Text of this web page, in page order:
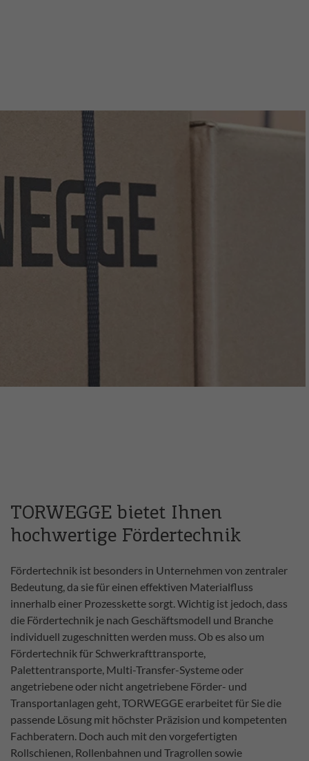
TORWEGGE bietet Ihnen
hochwertige Fördertechnik
Fördertechnik ist besonders in Unternehmen von zentraler
Bedeutung, da sie für einen effektiven Materialfluss
innerhalb einer Prozesskette sorgt. Wichtig ist jedoch, dass
die Fördertechnik je nach Geschäftsmodell und Branche
individuell zugeschnitten werden muss. Ob es also um
Fördertechnik für Schwerkrafttransporte,
Palettentransporte, Multi-Transfer-Systeme oder
angetriebene oder nicht angetriebene Förder- und
Transportanlagen geht, TORWEGGE erarbeitet für Sie die
passende Lösung mit höchster Präzision und kompetenten
Fachberatern. Doch auch mit den vorgefertigten
Rollschienen, Rollenbahnen und Tragrollen sowie